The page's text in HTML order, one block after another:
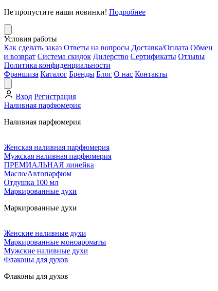
Не пропустите наши новинки! Подробнее
Условия работы
Как сделать заказ Ответы на вопросы Доставка/Оплата Обмен
и возврат Система скидок Дилерство Сертификаты Отзывы
Политика конфиденциальности
Франшиза Каталог Бренды Блог О нас Контакты
Вход Регистрация
Наливная парфюмерия
Наливная парфюмерия
Женская наливная парфюмерия
Мужская наливная парфюмерия
ПРЕМИАЛЬНАЯ линейка
Масло/Автопарфюм
Отдушка 100 мл
Маркированные духи
Маркированные духи
Женские наливные духи
Маркированные моноароматы
Мужские наливные духи
Флаконы для духов
Флаконы для духов